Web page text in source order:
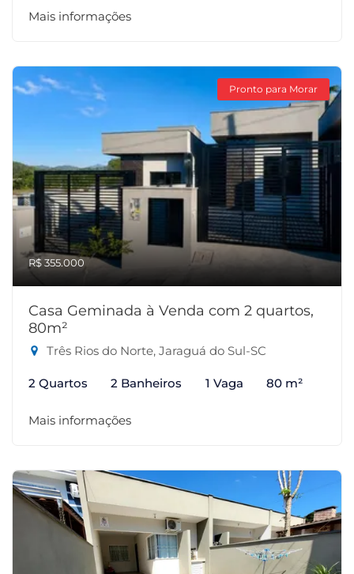
Mais informações
Pronto para Morar
R$ 355.000
Casa Geminada à Venda com 2 quartos,
80m²
Três Rios do Norte, Jaraguá do Sul-SC
2 Quartos 2 Banheiros 1 Vaga 80 m²
Mais informações